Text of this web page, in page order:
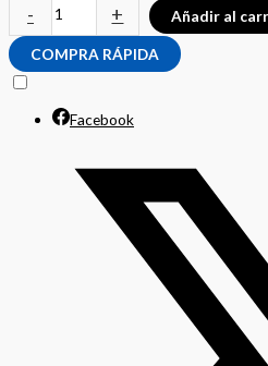
- + Añadir al
COMPRA RÁPIDA
Facebook